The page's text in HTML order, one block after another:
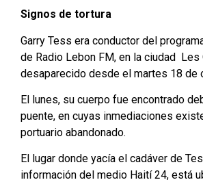
Signos de tortura
Garry Tess era conductor del
de Radio Lebon FM, en la ciudad Les
desaparecido desde el martes 18 de
El lunes, su cuerpo fue encontrado
puente, en cuyas inmediaciones
portuario abandonado.
El lugar donde yacía el cadáver de
información del medio Haití 24, está